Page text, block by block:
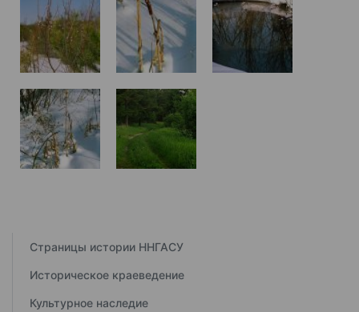
Страницы истории ННГАСУ
Историческое краеведение
Культурное наследие